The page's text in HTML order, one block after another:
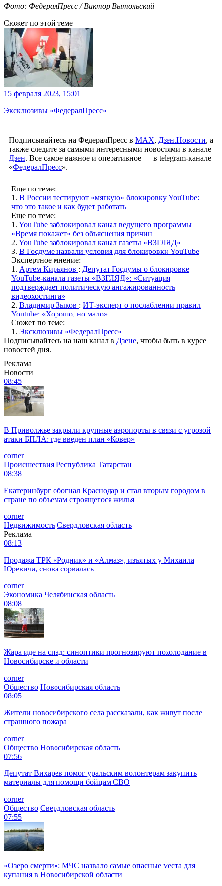
Фото: ФедералПресс / Виктор Вытольский
Сюжет по этой теме
15 февраля 2023, 15:01
Эксклюзивы «ФедералПресс»
Подписывайтесь на ФедералПресс в МАХ, Дзен.Новости, а
также следите за самыми интересными новостями в канале
Дзен. Все самое важное и оперативное — в telegram-канале
«ФедералПресс».
Еще по теме:
1. В России тестируют «мягкую» блокировку YouTube:
что это такое и как будет работать
Еще по теме:
1. YouTube заблокировал канал ведущего программы
«Время покажет» без объяснения причин
2. YouTube заблокировал канал газеты «ВЗГЛЯД»
3. В Госдуме назвали условия для блокировки YouTube
Экспертное мнение:
1. Артем Кирьянов : Депутат Госдумы о блокировке
YouTube-канала газеты «ВЗГЛЯД»: «Ситуация
подтверждает политическую ангажированность
видеохостинга»
2. Владимир Зыков : ИТ-эксперт о послаблении правил
Youtube: «Хорошо, но мало»
Сюжет по теме:
1. Эксклюзивы «ФедералПресс»
Подписывайтесь на наш канал в Дзене, чтобы быть в курсе
новостей дня.
Реклама
Новости
08:45
В Приволжье закрыли крупные аэропорты в связи с угрозой
атаки БПЛА: где введен план «Ковер»
corner
Происшествия Республика Татарстан
08:38
Екатеринбург обогнал Краснодар и стал вторым городом в
стране по объемам строящегося жилья
corner
Недвижимость Свердловская область
Реклама
08:13
Продажа ТРК «Родник» и «Алмаз», изъятых у Михаила
Юревича, снова сорвалась
corner
Экономика Челябинская область
08:08
Жара иде на спад: синоптики прогнозируют похолодание в
Новосибирске и области
corner
Общество Новосибирская область
08:05
Жители новосибирского села рассказали, как живут после
страшного пожара
corner
Общество Новосибирская область
07:56
Депутат Вихарев помог уральским волонтерам закупить
материалы для помощи бойцам СВО
corner
Общество Свердловская область
07:55
«Озеро смерти»: МЧС назвало самые опасные места для
купания в Новосибирской области